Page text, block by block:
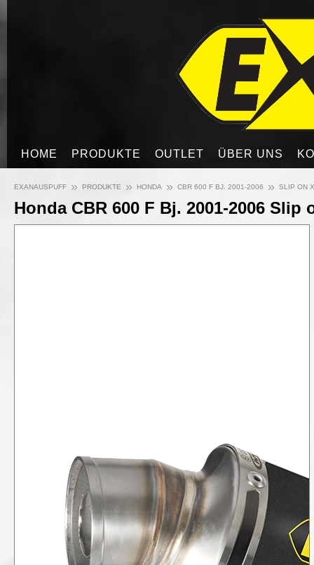
HOME PRODUKTE OUTLET ÜBER UNS
EXANAUSPUFF » PRODUKTE » HONDA » CBR 600 F BJ. 2001-2006 » SLIP ON
Honda CBR 600 F Bj. 2001-2006 Slip